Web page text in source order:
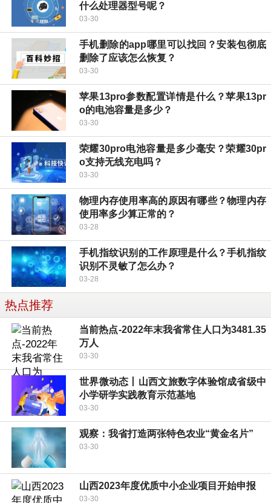
什么处理器型号呢？
03-30
手机删除的app哪里可以找回？安装包彻底
删除了应该怎么恢复？
03-30
苹果13pro参数配置详情是什么？苹果13pr
o的电池容量是多少？
03-30
荣耀30pro电池容量是多少毫安？荣耀30pr
o支持无线充电吗？
03-30
物理内存使用率高的原因有哪些？物理内存
使用率多少算正常的？
03-28
手机指纹识别的工作原理是什么？手机指纹
识别不灵敏了怎么办？
03-28
热点推荐
当前热点-2022年末我省常住人口为3481.35
万人
03-30
世界微动态丨山西文旅数字体验馆成省级中
小学研学实践教育示范基地
03-30
观察：我省打造两张特色农业“黄金名片”
03-30
山西2023年度优质中小企业项目开始申报
03-30